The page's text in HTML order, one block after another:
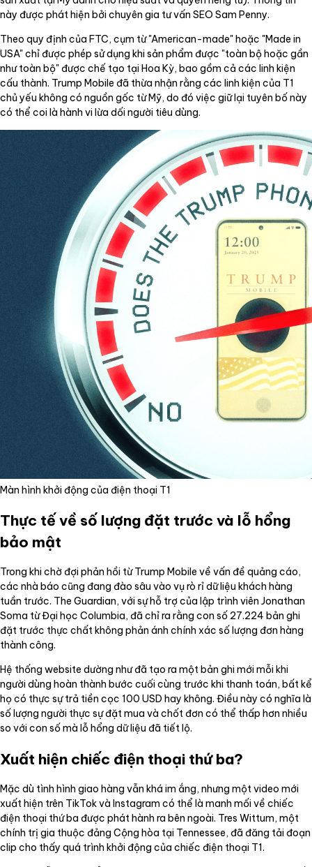
này được phát hiện bởi chuyên gia tư vấn SEO Sam Penny.
Theo quy định của FTC, cụm từ "American-made" hoặc "Made in
USA" chỉ được phép sử dụng khi sản phẩm được "toàn bộ hoặc gần
như toàn bộ" được chế tạo tại Hoa Kỳ, bao gồm cả các linh kiện
cấu thành. Trump Mobile đã thừa nhận rằng các linh kiện của T1
chủ yếu không có nguồn gốc từ Mỹ, do đó việc giữ lại tuyên bố này
có thể coi là hành vi lừa dối người tiêu dùng.
Màn hình khởi động của điện thoại T1
Thực tế về số lượng đặt trước và lỗ hổng
bảo mật
Trong khi chờ đợi phản hồi từ Trump Mobile về vấn đề quảng cáo,
các nhà báo cũng đang đào sâu vào vụ rò rỉ dữ liệu khách hàng
tuần trước. The Guardian, với sự hỗ trợ của lập trình viên Jonathan
Soma từ Đại học Columbia, đã chỉ ra rằng con số 27.224 bản ghi
đặt trước thực chất không phản ánh chính xác số lượng đơn hàng
thành công.
Hệ thống website dường như đã tạo ra một bản ghi mới mỗi khi
người dùng hoàn thành bước cuối cùng trước khi thanh toán, bất kể
họ có thực sự trả tiền cọc 100 USD hay không. Điều này có nghĩa là
số lượng người thực sự đặt mua và chốt đơn có thể thấp hơn nhiều
so với con số mà lỗ hổng dữ liệu đã tiết lộ.
Xuất hiện chiếc điện thoại thứ ba?
Mặc dù tình hình giao hàng vẫn khá im ắng, nhưng một video mới
xuất hiện trên TikTok và Instagram có thể là manh mối về chiếc
điện thoại thứ ba được phát hành ra bên ngoài. Tres Wittum, một
chính trị gia thuộc đảng Cộng hòa tại Tennessee, đã đăng tải đoạn
clip cho thấy quá trình khởi động của chiếc điện thoại T1.